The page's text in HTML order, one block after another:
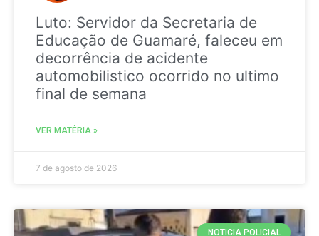
Luto: Servidor da Secretaria de
Educação de Guamaré, faleceu em
decorrência de acidente
automobilistico ocorrido no ultimo
final de semana
VER MATÉRIA »
7 de agosto de 2026
NOTICIA POLICIAL